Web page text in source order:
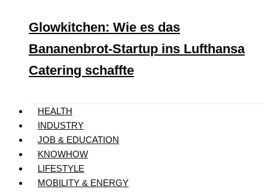
Glowkitchen: Wie es das
Bananenbrot-Startup ins Lufthansa
Catering schaffte
HEALTH
INDUSTRY
JOB & EDUCATION
KNOWHOW
LIFESTYLE
MOBILITY & ENERGY